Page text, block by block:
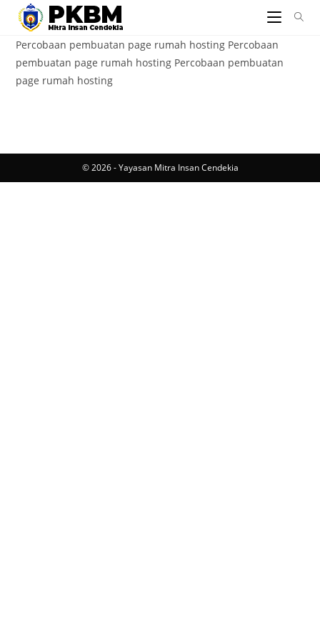
Percobaan pembuatan page rumah hosting Percobaan
pembuatan page rumah hosting Percobaan pembuatan
page rumah hosting
© 2026 - Yayasan Mitra Insan Cendekia